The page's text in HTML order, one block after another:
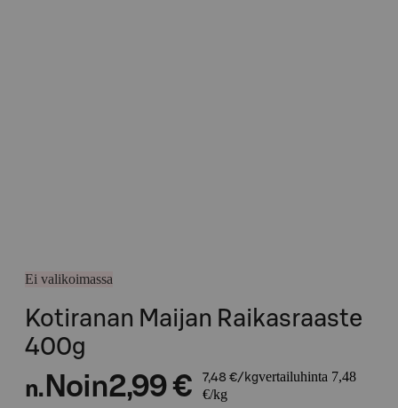
Ei valikoimassa
Kotiranan Maijan Raikasraaste
400g
n. Noin2,99 € 7,48 €/kgvertailuhinta 7,48
€/kg